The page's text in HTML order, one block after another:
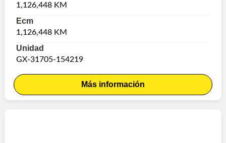
1,126,448 KM
Ecm
1,126,448 KM
Unidad
GX-31705-154219
Más información